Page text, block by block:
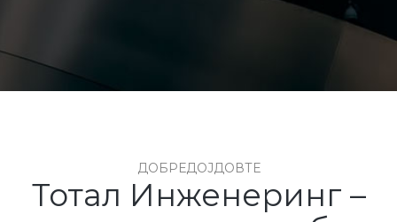
ДОБРЕДОЈДОВТЕ
Тотал Инженеринг –